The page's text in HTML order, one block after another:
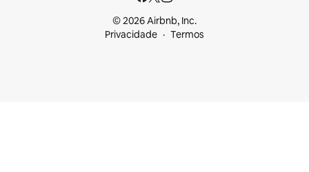
© 2026 Airbnb, Inc.
Privacidade
Termos